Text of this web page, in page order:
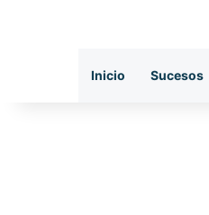
Inicio Sucesos